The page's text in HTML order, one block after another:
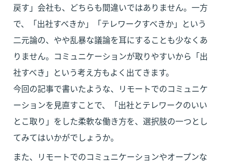
戻す」会社も、どちらも間違いではありません。一方
で、「出社すべきか」「テレワークすべきか」という
二元論の、やや乱暴な議論を耳にすることも少なくあ
りません。コミュニケーションが取りやすいから「出
社すべき」という考え方もよく出てきます。
今回の記事で書いたような、リモートでのコミュニケ
ーションを見直すことで、「出社とテレワークのいい
とこ取り」をした柔軟な働き方を、選択肢の一つとし
てみてはいかがでしょうか。
また、リモートでのコミュニケーションやオープンな